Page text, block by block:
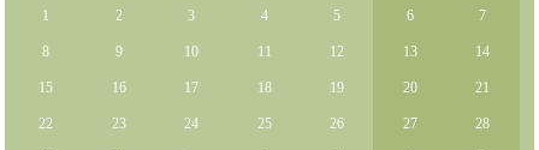
1 2 3 4 5 6 7
8 9 10 11 12 13 14
15 16 17 18 19 20 21
22 23 24 25 26 27 28